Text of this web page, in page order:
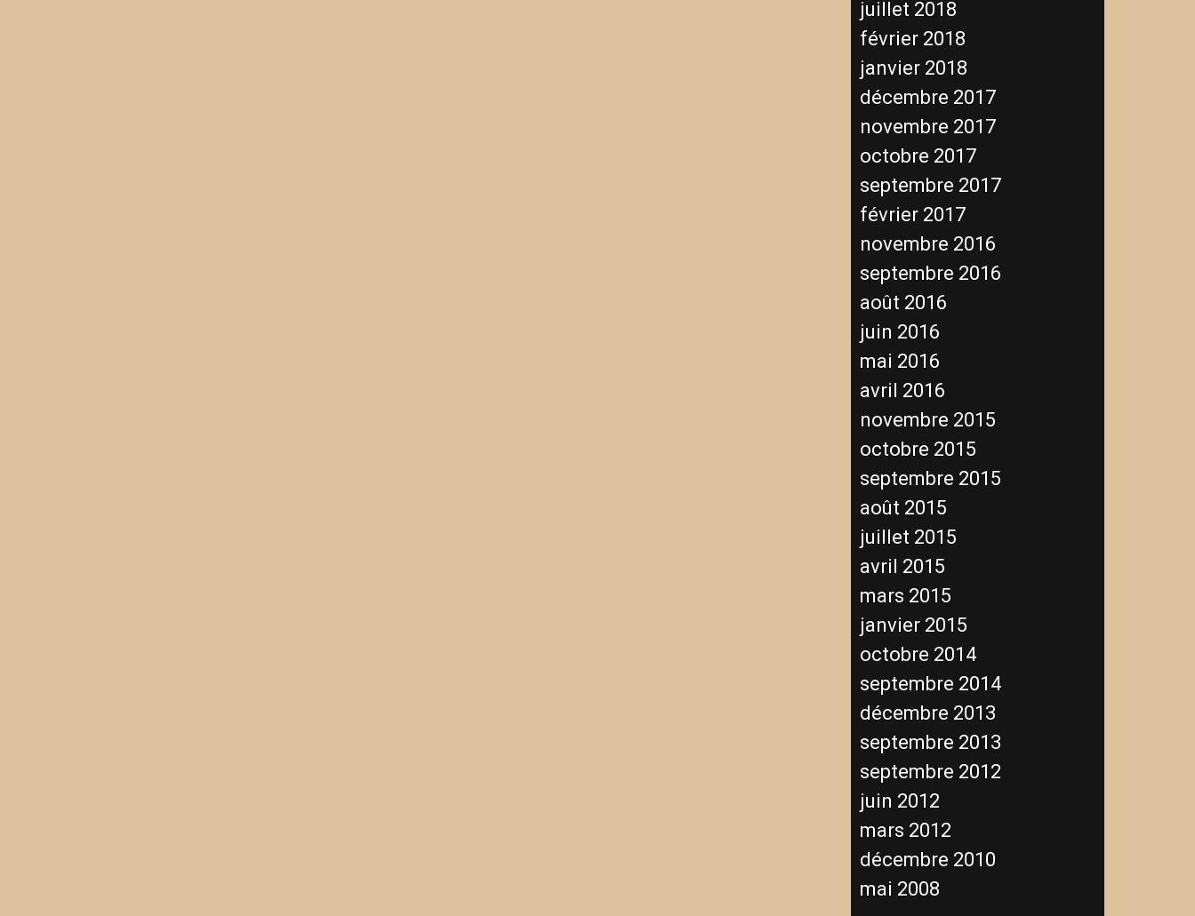
juillet 2018
février 2018
janvier 2018
décembre 2017
novembre 2017
octobre 2017
septembre 2017
février 2017
novembre 2016
septembre 2016
août 2016
juin 2016
mai 2016
avril 2016
novembre 2015
octobre 2015
septembre 2015
août 2015
juillet 2015
avril 2015
mars 2015
janvier 2015
octobre 2014
septembre 2014
décembre 2013
septembre 2013
septembre 2012
juin 2012
mars 2012
décembre 2010
mai 2008